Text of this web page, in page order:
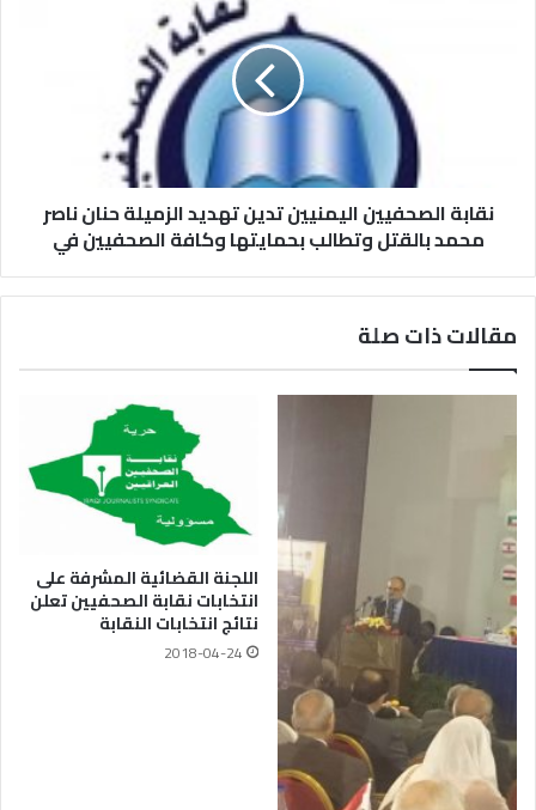
نقابة الصحفيين اليمنيين تدين تهديد الزميلة حنان ناصر
محمد بالقتل وتطالب بحمايتها وكافة الصحفيين في
مقالات ذات صلة
اللجنة القضائية المشرفة على
انتخابات نقابة الصحفيين تعلن
نتائج انتخابات النقابة
2018-04-24